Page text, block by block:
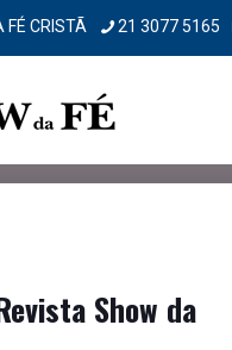
FÉ CRISTÃ 21 3077 5165
Show da
fala de